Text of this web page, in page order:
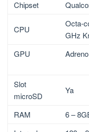
Chipset
CPU
Octa-
GHz
GPU
Slot
microSD
Ya
RAM
6 –